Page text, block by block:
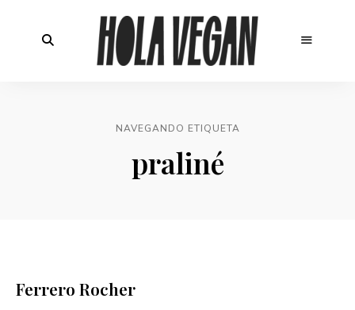
NAVEGANDO ETIQUETA
praliné
Ferrero Rocher